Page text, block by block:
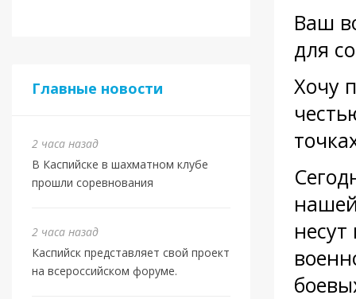
Главные новости
2 часа назад
В Каспийске в шахматном клубе
прошли соревнования
2 часа назад
Каспийск представляет свой проект
на всероссийском форуме.
Ваш
для
Хочу